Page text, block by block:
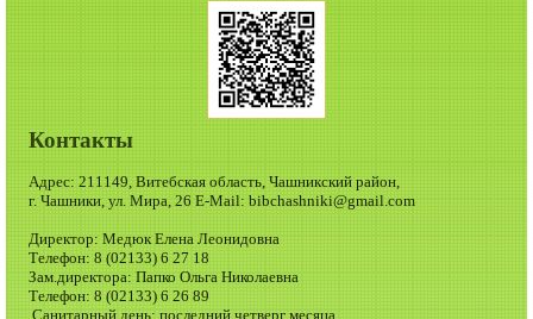
Контакты
Адрес: 211149, Витебская область, Чашникский район,
г. Чашники, ул. Мира, 26 E-Mail: bibchashniki@gmail.com
Директор: Медюк Елена Леонидовна
Телефон: 8 (02133) 6 27 18
Зам.директора: Папко Ольга Николаевна
Телефон: 8 (02133) 6 26 89
Санитарный день: последний четверг месяца